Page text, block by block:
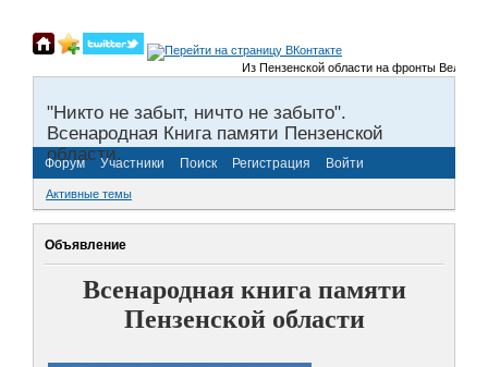
Из Пензенской области на фронты Великой
"Никто не забыт, ничто не забыто".
Всенародная Книга памяти Пензенской
области.
Форум Участники Поиск Регистрация Войти
Активные темы
Объявление
Всенародная книга памяти
Пензенской области